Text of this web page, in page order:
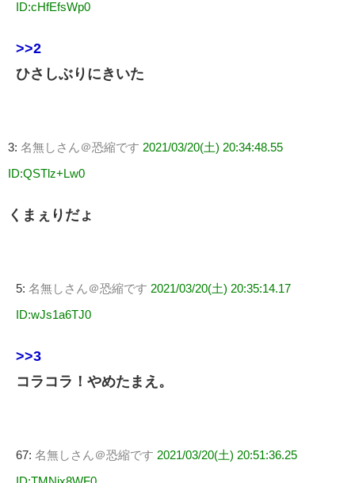
ID:cHfEfsWp0
>>2
ひさしぶりにきいた
3: 名無しさん＠恐縮です 2021/03/20(土) 20:34:48.55
ID:QSTlz+Lw0
くまぇりだょ
5: 名無しさん＠恐縮です 2021/03/20(土) 20:35:14.17
ID:wJs1a6TJ0
>>3
コラコラ！やめたまえ。
67: 名無しさん＠恐縮です 2021/03/20(土) 20:51:36.25